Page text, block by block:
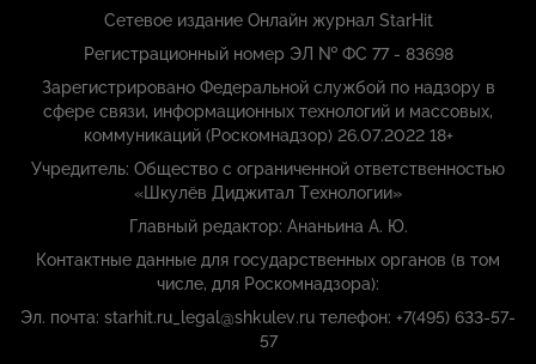
Сетевое издание Онлайн журнал StarHit
Регистрационный номер ЭЛ № ФС 77 - 83698
Зарегистрировано Федеральной службой по надзору в
сфере связи, информационных технологий и массовых,
коммуникаций (Роскомнадзор) 26.07.2022 18+
Учредитель: Общество с ограниченной ответственностью
«Шкулёв Диджитал Технологии»
Главный редактор: Ананьина А. Ю.
Контактные данные для государственных органов (в том
числе, для Роскомнадзора):
Эл. почта: starhit.ru_legal@shkulev.ru телефон: +7(495) 633-57-
57